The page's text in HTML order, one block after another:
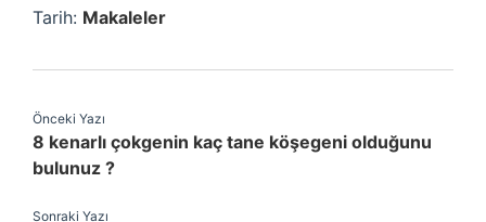
Tarih: Makaleler
Önceki Yazı
8 kenarlı çokgenin kaç tane köşegeni olduğunu
bulunuz ?
Sonraki Yazı